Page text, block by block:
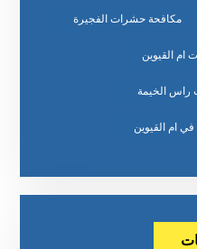
مكافحة حشرات الفجيرة
القيوين
راس الخيمة
ام القيوين